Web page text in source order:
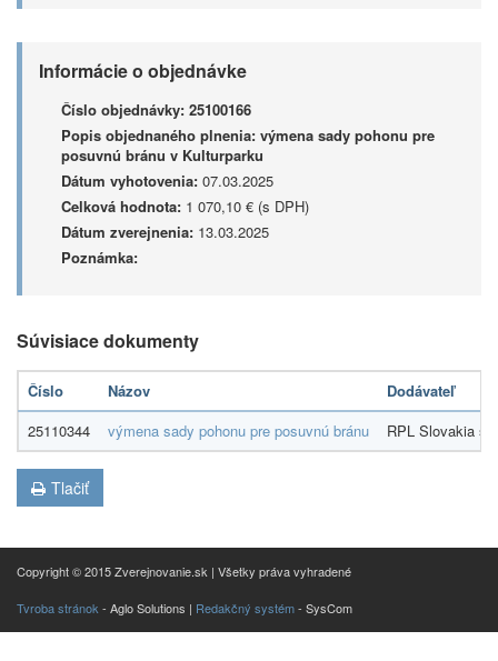
Informácie o objednávke
Číslo objednávky: 25100166
Popis objednaného plnenia: výmena sady pohonu pre
posuvnú bránu v Kulturparku
Dátum vyhotovenia: 07.03.2025
Celková hodnota: 1 070,10 € (s DPH)
Dátum zverejnenia: 13.03.2025
Poznámka:
Súvisiace dokumenty
Číslo Názov
Dodávateľ
25110344
výmena sady pohonu pre posuvnú bránu RPL Slovakia
Tlačiť
Copyright © 2015 Zverejnovanie.sk | Všetky práva vyhradené
Tvroba stránok - Aglo Solutions | Redakčný systém- SysCom